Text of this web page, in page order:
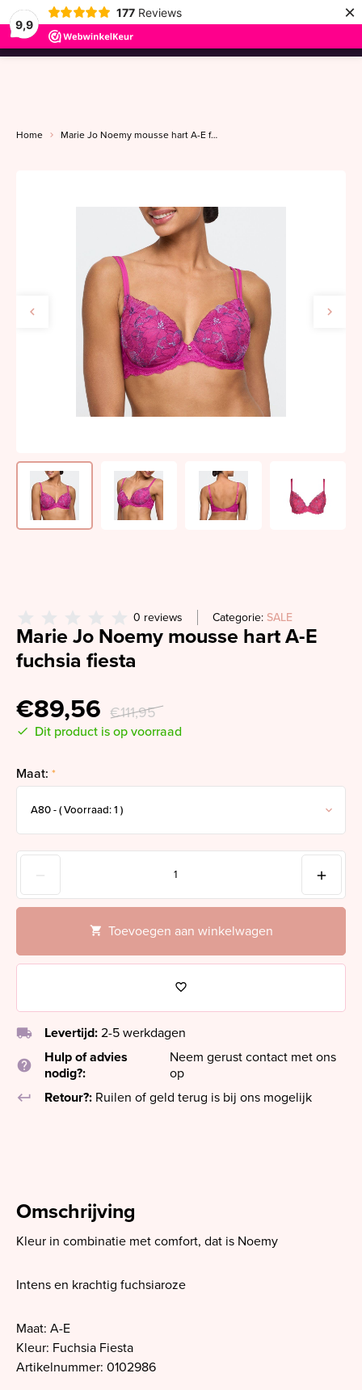
9,9
177 Reviews ×
menu
Home Marie Jo Noemy mousse hart A-E fuchsia fiesta
0 reviews Categorie: SALE
Marie Jo Noemy mousse hart A-E
fuchsia fiesta
€89,56 €111,95
Dit product is op voorraad
Maat: *
Toevoegen aan winkelwagen
local_shipping Levertijd: 2-5 werkdagen
help
Hulp of advies
nodig?:
Neem gerust contact met ons
op
keyboard_return
Retour?: Ruilen of geld terug is bij ons mogelijk
Omschrijving
Kleur in combinatie met comfort, dat is Noemy
Intens en krachtig fuchsiaroze
Maat: A-E
Kleur: Fuchsia Fiesta
Artikelnummer: 0102986